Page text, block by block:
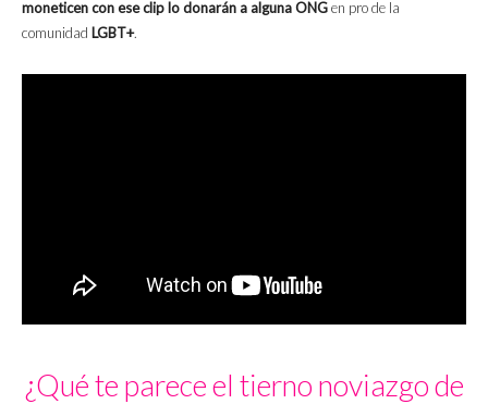
moneticen con ese clip lo donarán a alguna ONGen pro de la
comunidad LGBT+.
¿Qué te parece el tierno noviazgo de